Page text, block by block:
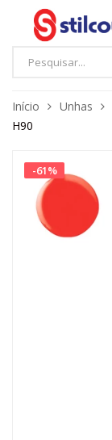
Início Unhas
H90
-61%